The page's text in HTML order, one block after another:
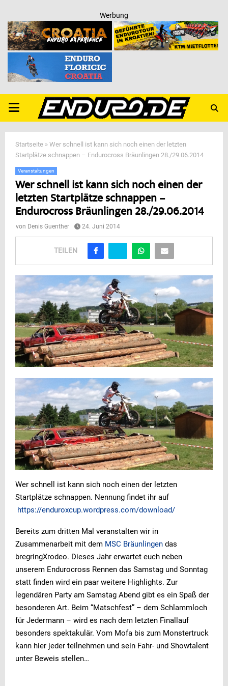
Werbung
PRIMARY
MENU
Startseite » Wer schnell ist kann sich noch einen der letzten
Startplätze schnappen – Endurocross Bräunlingen 28./29.06.2014
Veranstaltungen
Wer schnell ist kann sich noch einen der
letzten Startplätze schnappen –
Endurocross Bräunlingen 28./29.06.2014
von Denis Guenther 24. Juni 2014
TEILEN
Wer schnell ist kann sich noch einen der letzten
Startplätze schnappen. Nennung findet ihr auf
https://enduroxcup.wordpress.com/download/
Bereits zum dritten Mal veranstalten wir in
Zusammenarbeit mit dem MSC Bräunlingen das
bregringXrodeo. Dieses Jahr erwartet euch neben
unserem Endurocross Rennen das Samstag und Sonntag
statt finden wird ein paar weitere Highlights. Zur
legendären Party am Samstag Abend gibt es ein Spaß der
besonderen Art. Beim “Matschfest” – dem Schlammloch
für Jedermann – wird es nach dem letzten Finallauf
besonders spektakulär. Vom Mofa bis zum Monstertruck
kann hier jeder teilnehmen und sein Fahr- und Showtalent
unter Beweis stellen…